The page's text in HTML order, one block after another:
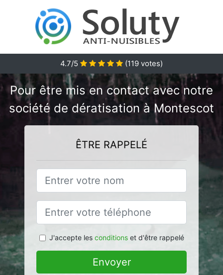
4.7/5 (119 votes)
Pour être mis en contact avec notre
société de dératisation à Montescot
ÊTRE RAPPELÉ
J'accepte les conditionset d'être rappelé
Envoyer